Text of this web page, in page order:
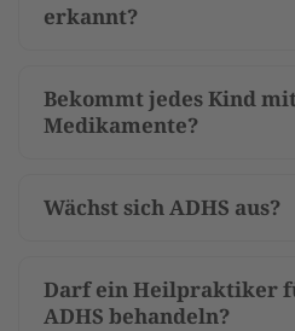
erkannt?
Bekommt jedes Kind
Medikamente?
Wächst sich ADHS aus?
Darf ein Heilpraktiker
ADHS behandeln?